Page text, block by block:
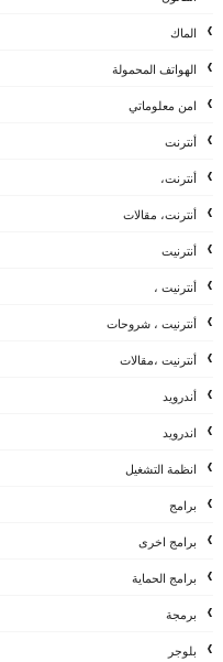
الماك
الهواتف المحمولة
امن معلوماتي
أنترنت
أنترنت،
أنترنت، مقالات
أنترنيت
أنترنيت ،
أنترنيت ، شروحات
أنترنيت ،مقالات
أندرويد
اندرويد
انظمة التشغيل
برامج
برامج اخرى
برامج الحماية
برمجة
بلوجر